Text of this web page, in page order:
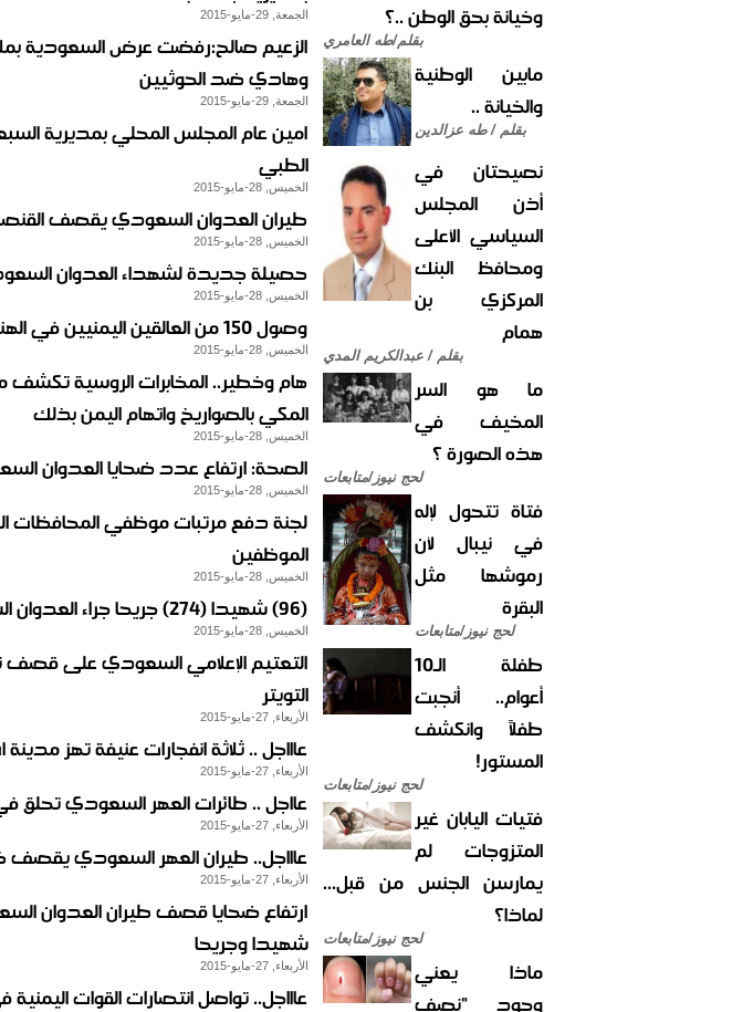
وخيانة بحق الوطن ..؟
بقلم/طه العامري
مابين الوطنية
والخيانة ..
بقلم / طه عزالدين
نصيحتان في
أذن المجلس
السياسي الأعلى
ومحافظ البنك
المركزي بن
همام
بقلم / عبدالكريم المدي
ما هو السر
المخيف في
هذه الصورة ؟
لحج نيوز/متابعات
فتاة تتحول لإله
في نيبال لأن
رموشها مثل
البقرة
لحج نيوز/متابعات
طفلة الـ10
أعوام.. أنجبت
طفلاً وانكشف
المستور!
لحج نيوز/متابعات
فتيات اليابان غير
المتزوجات لم
يمارسن الجنس من قبل...
لماذا؟
لحج نيوز/متابعات
ماذا يعني
وجود "نصف
الجمعة, 29-مايو-2015
الزعيم صالح:رفضت عرض السعودية
وهادي ضد الحوثيين
الجمعة, 29-مايو-2015
امين عام المجلس المحلي بمديرية
الطبي
الخميس, 28-مايو-2015
طيران العدوان السعودي يقصف
الخميس, 28-مايو-2015
حصيلة جديدة لشهداء العدوان
الخميس, 28-مايو-2015
وصول 150 من العالقين اليمنيين في الهند إلى مطار سيئون
الخميس, 28-مايو-2015
هام وخطير.. المخابرات الروسية
المكي بالصواريخ واتهام اليمن بذلك
الخميس, 28-مايو-2015
الصحة: ارتفاع عدد ضحايا العدوان السعودي أمس
الخميس, 28-مايو-2015
لجنة دفع مرتبات موظفي المحافظات
الموظفين
الخميس, 28-مايو-2015
(96) شهيدا (274) جريحا جراء العدوان السعودي على محافظات يمنية
الخميس, 28-مايو-2015
التعتيم الإعلامي السعودي على قصف
التويتر
الأربعاء, 27-مايو-2015
عاااجل .. ثلاثة انفجارات عنيفة تهز
الأربعاء, 27-مايو-2015
عااجل .. طائرات العهر السعودي تحلق
الأربعاء, 27-مايو-2015
عاااجل.. طيران العهر السعودي يقصف
الأربعاء, 27-مايو-2015
شهيدا وجريحا
الأربعاء, 27-مايو-2015
عاااجل.. تواصل انتصارات القوات